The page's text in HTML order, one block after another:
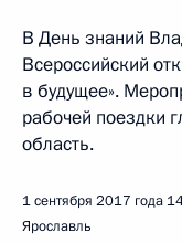
В День знаний
Всероссийский
в будущее».
рабочей поездки
область.
1 сентября 2017 года
Ярославль